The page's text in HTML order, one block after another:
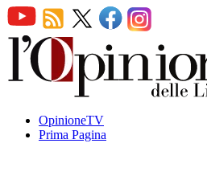
OpinioneTV
Prima Pagina